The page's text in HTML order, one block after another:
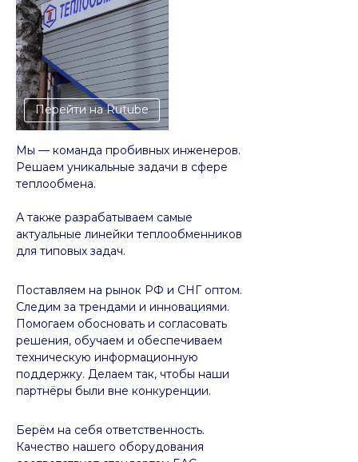
Мы — команда пробивных инженеров.
Решаем уникальные задачи в сфере
теплообмена.
А также разрабатываем самые
актуальные линейки теплообменников
для типовых задач.
Берём на себя ответственность.
Качество нашего оборудования
Поставляем на рынок РФ и СНГ оптом.
Следим за трендами и инновациями.
Помогаем обосновать и согласовать
решения, обучаем и обеспечиваем
техническую информационную
поддержку. Делаем так, чтобы наши
партнёры были вне конкуренции.
Перейти на Rutube